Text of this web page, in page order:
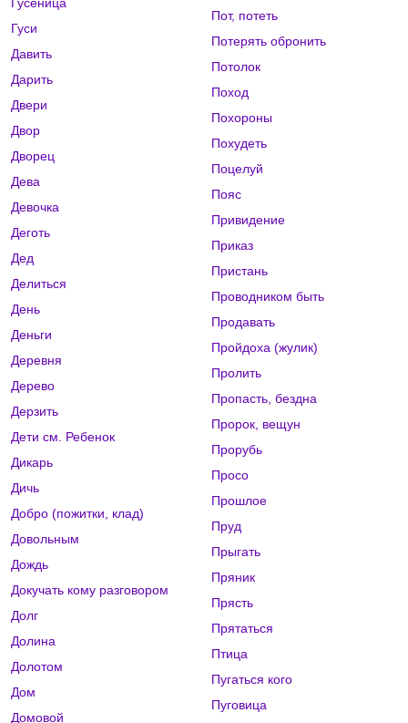
Гуси
Давить
Дарить
Двери
Двор
Дворец
Дева
Девочка
Деготь
Дед
Делиться
День
Деньги
Деревня
Дерево
Дерзить
Дети см. Ребенок
Дикарь
Дичь
Добро (пожитки, клад)
Довольным
Дождь
Докучать кому разговором
Долг
Долина
Долотом
Дом
Домовой
Пот, потеть
Потерять обронить
Потолок
Поход
Похороны
Похудеть
Поцелуй
Пояс
Привидение
Приказ
Пристань
Проводником быть
Продавать
Пройдоха (жулик)
Пролить
Пропасть, бездна
Пророк, вещун
Прорубь
Просо
Прошлое
Пруд
Прыгать
Пряник
Прясть
Прятаться
Птица
Пугаться кого
Пуговица